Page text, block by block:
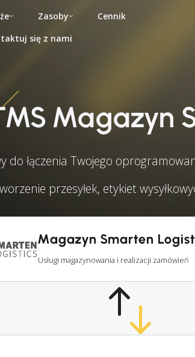
Zasoby
Cennik
się z nami
Magazyn
do łączenia Twojego
przesyłek, etykiet
Magazyn Smarten
Usługi magazynowania i realizacji zamówień